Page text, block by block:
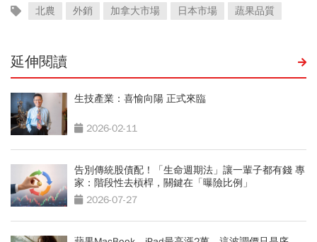
北農 外銷 加拿大市場 日本市場 蔬果品質
延伸閱讀
生技產業：喜愉向陽 正式來臨
2026-02-11
告別傳統股債配！「生命週期法」讓一輩子都有錢 專
家：階段性去槓桿，關鍵在「曝險比例」
2026-07-27